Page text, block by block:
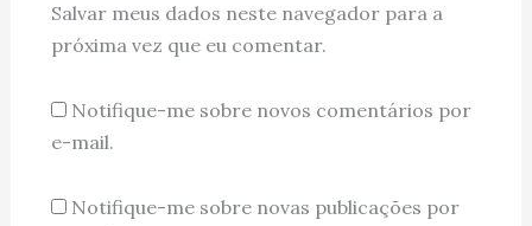
Salvar meus dados neste navegador para a
próxima vez que eu comentar.
Notifique-me sobre novos comentários por
e-mail.
Notifique-me sobre novas publicações por